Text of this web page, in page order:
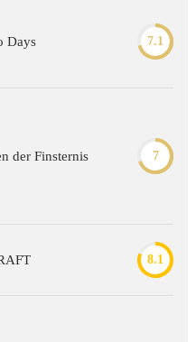
Days 7.1
der Finsternis 7
8.1